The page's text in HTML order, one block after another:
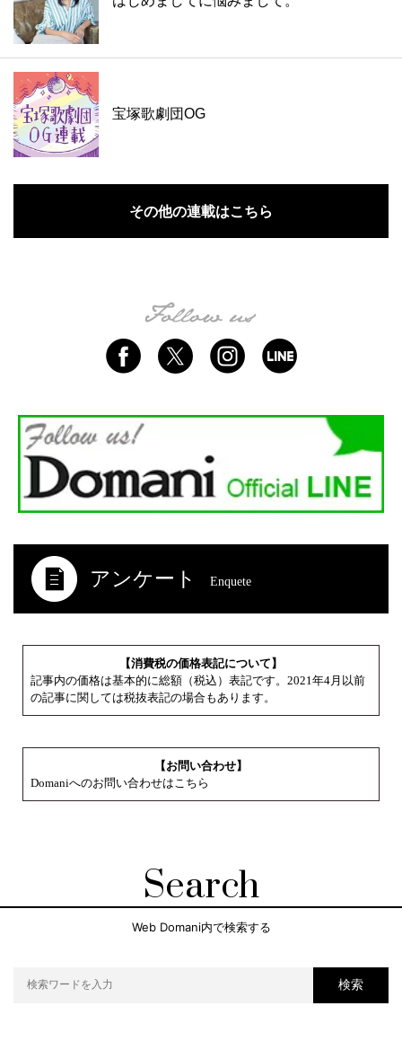
宝塚歌劇団OG
その他の連載はこちら
アンケート Enquete
【消費税の価格表記について】
記事内の価格は基本的に総額（税込）表記です。2021年4月以前
の記事に関しては税抜表記の場合もあります。
【お問い合わせ】
Domaniへのお問い合わせはこちら
Search
Web Domani内で検索する
検索